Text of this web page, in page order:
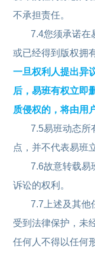
不承担责任。
7.4您须承诺在
或已经得到版权拥
一旦权利人提出异
后，易班有权立即
质侵权的，将由用
7.5易班动态所
点，并不代表易班
7.6故意转载易
诉讼的权利。
7.7上述及其他
受到法律保护，未
任何人不得以任何